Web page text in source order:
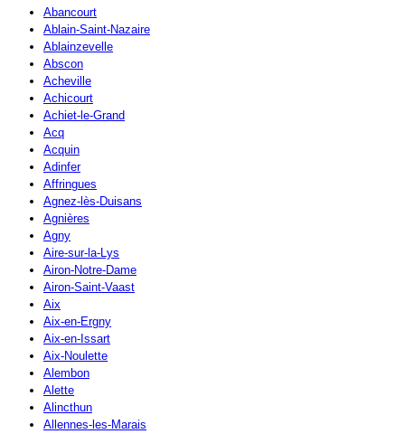
Abancourt
Ablain-Saint-Nazaire
Ablainzevelle
Abscon
Acheville
Achicourt
Achiet-le-Grand
Acq
Acquin
Adinfer
Affringues
Agnez-lès-Duisans
Agnières
Agny
Aire-sur-la-Lys
Airon-Notre-Dame
Airon-Saint-Vaast
Aix
Aix-en-Ergny
Aix-en-Issart
Aix-Noulette
Alembon
Alette
Alincthun
Allennes-les-Marais